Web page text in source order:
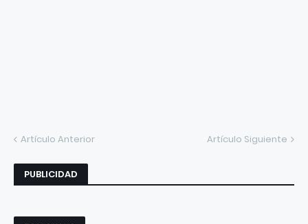
Artículo Anterior Artículo Siguiente
PUBLICIDAD